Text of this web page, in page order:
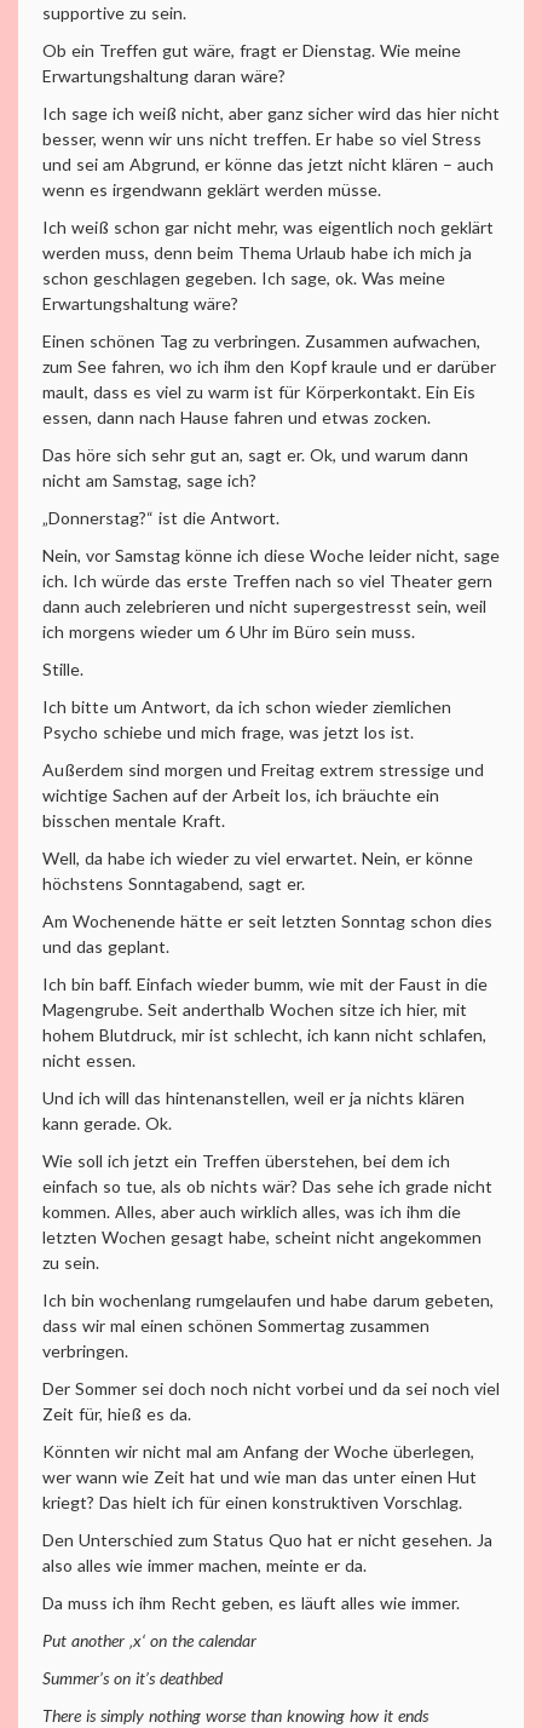
supportive zu sein.
Ob ein Treffen gut wäre, fragt er Dienstag. Wie meine
Erwartungshaltung daran wäre?
Ich sage ich weiß nicht, aber ganz sicher wird das hier nicht
besser, wenn wir uns nicht treffen. Er habe so viel Stress
und sei am Abgrund, er könne das jetzt nicht klären – auch
wenn es irgendwann geklärt werden müsse.
Ich weiß schon gar nicht mehr, was eigentlich noch geklärt
werden muss, denn beim Thema Urlaub habe ich mich ja
schon geschlagen gegeben. Ich sage, ok. Was meine
Erwartungshaltung wäre?
Einen schönen Tag zu verbringen. Zusammen aufwachen,
zum See fahren, wo ich ihm den Kopf kraule und er darüber
mault, dass es viel zu warm ist für Körperkontakt. Ein Eis
essen, dann nach Hause fahren und etwas zocken.
Das höre sich sehr gut an, sagt er. Ok, und warum dann
nicht am Samstag, sage ich?
„Donnerstag?“ ist die Antwort.
Nein, vor Samstag könne ich diese Woche leider nicht, sage
ich. Ich würde das erste Treffen nach so viel Theater gern
dann auch zelebrieren und nicht supergestresst sein, weil
ich morgens wieder um 6 Uhr im Büro sein muss.
Stille.
Ich bitte um Antwort, da ich schon wieder ziemlichen
Psycho schiebe und mich frage, was jetzt los ist.
Außerdem sind morgen und Freitag extrem stressige und
wichtige Sachen auf der Arbeit los, ich bräuchte ein
bisschen mentale Kraft.
Well, da habe ich wieder zu viel erwartet. Nein, er könne
höchstens Sonntagabend, sagt er.
Am Wochenende hätte er seit letzten Sonntag schon dies
und das geplant.
Ich bin baff. Einfach wieder bumm, wie mit der Faust in die
Magengrube. Seit anderthalb Wochen sitze ich hier, mit
hohem Blutdruck, mir ist schlecht, ich kann nicht schlafen,
nicht essen.
Und ich will das hintenanstellen, weil er ja nichts klären
kann gerade. Ok.
Wie soll ich jetzt ein Treffen überstehen, bei dem ich
einfach so tue, als ob nichts wär? Das sehe ich grade nicht
kommen. Alles, aber auch wirklich alles, was ich ihm die
letzten Wochen gesagt habe, scheint nicht angekommen
zu sein.
Ich bin wochenlang rumgelaufen und habe darum gebeten,
dass wir mal einen schönen Sommertag zusammen
verbringen.
Der Sommer sei doch noch nicht vorbei und da sei noch viel
Zeit für, hieß es da.
Könnten wir nicht mal am Anfang der Woche überlegen,
wer wann wie Zeit hat und wie man das unter einen Hut
kriegt? Das hielt ich für einen konstruktiven Vorschlag.
Den Unterschied zum Status Quo hat er nicht gesehen. Ja
also alles wie immer machen, meinte er da.
Da muss ich ihm Recht geben, es läuft alles wie immer.
Put another ‚x‘ on the calendar
Summer’s on it’s deathbed
There is simply nothing worse than knowing how it ends